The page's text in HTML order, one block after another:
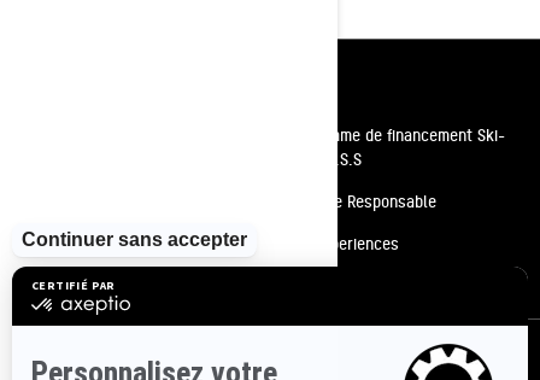
Rappels de sécurité
Programme de financement Ski-
Doo P.A.S.S
Conduite Responsable
BRP Experiences
S'inscrire